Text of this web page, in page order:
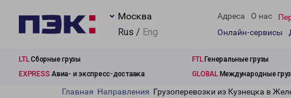
Москва
Rus / Eng
Адреса О нас
Онлайн-сервисы
LTLСборные грузы FTLГенеральные грузы
EXPRESS Авиа- и экспресс-доставка GLOBALМеждународные
Главная Направления Грузоперевозки из Кузнецка в